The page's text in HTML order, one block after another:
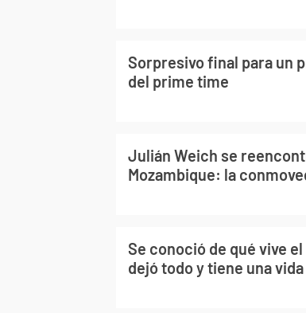
Sorpresivo final para un
del prime time
Julián Weich se
Mozambique: la
Se conoció de qué vive
dejó todo y tiene una